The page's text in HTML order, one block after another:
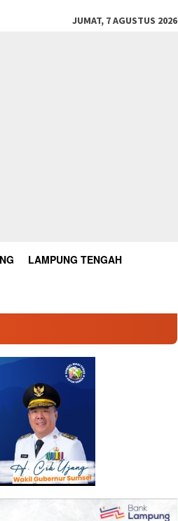
JUMAT, 7 AGUSTUS 2026
LAMPUNG TENGAH